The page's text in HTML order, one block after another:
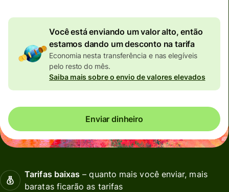
Você está enviando um valor alto, então
estamos dando um desconto na tarifa
Economia nesta transferência e nas elegíveis
pelo resto do mês.
Saiba mais sobre o envio de valores elevados
Enviar dinheiro
Tarifas baixas – quanto mais você enviar, mais
baratas ficarão as tarifas